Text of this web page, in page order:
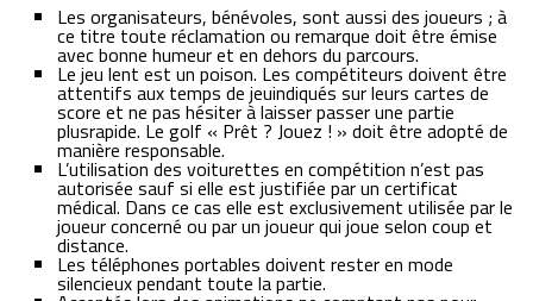
Les organisateurs, bénévoles, sont aussi des joueurs ; à
ce titre toute réclamation ou remarque doit être émise
avec bonne humeur et en dehors du parcours.
Le jeu lent est un poison. Les compétiteurs doivent être
attentifs aux temps de jeuindiqués sur leurs cartes de
score et ne pas hésiter à laisser passer une partie
plusrapide. Le golf « Prêt ? Jouez ! » doit être adopté de
manière responsable.
L’utilisation des voiturettes en compétition n’est pas
autorisée sauf si elle est justifiée par un certificat
médical. Dans ce cas elle est exclusivement utilisée par le
joueur concerné ou par un joueur qui joue selon coup et
distance.
Les téléphones portables doivent rester en mode
silencieux pendant toute la partie.